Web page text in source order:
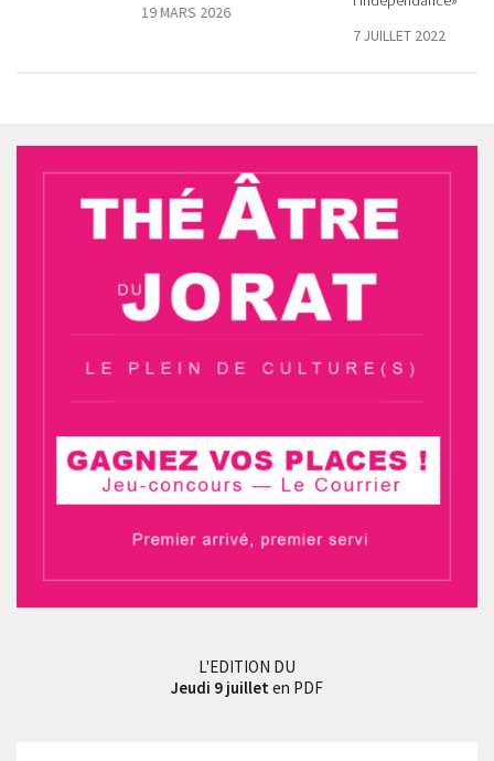
19 MARS 2026
7 JUILLET 2022
L'EDITION DU
Jeudi 9 juillet en PDF